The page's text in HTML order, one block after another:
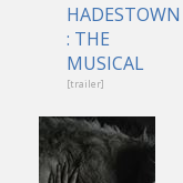
HADESTOWN
: THE
MUSICAL
[trailer]